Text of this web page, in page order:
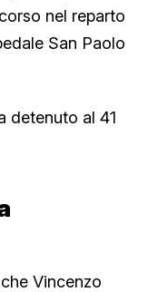
nel reparto
San Paolo
detenuto al 41
Vincenzo